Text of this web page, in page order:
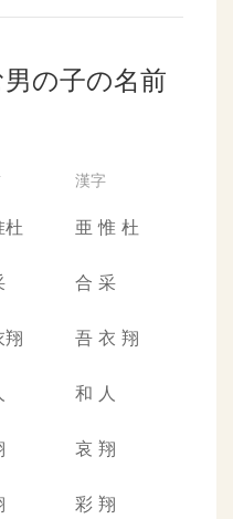
男の子の名前
漢字
杜 亜 惟 杜
合 采
翔 吾 衣 翔
和 人
哀 翔
彩 翔